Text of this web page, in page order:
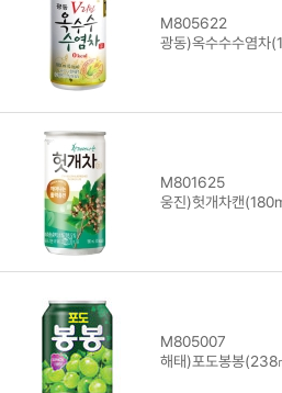
M805622
광동)옥수수수염
M801625
웅진)헛개차캔
M805007
해태)포도봉봉